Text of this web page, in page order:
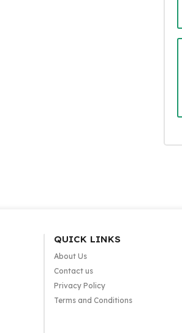
QUICK LINKS
About Us
Contact us
Privacy Policy
Terms and Conditions